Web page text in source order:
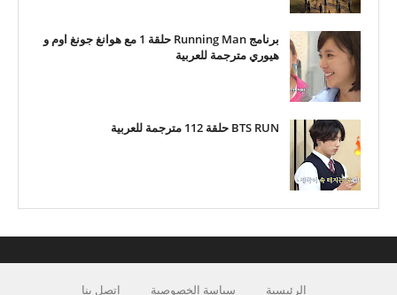
برنامج Running Man حلقة 1 مع هوانغ جونغ اوم و
هيوري مترجمة للعربية
BTS RUN حلقة 112 مترجمة للعربية
الرئيسية سياسة الخصوصية اتصل بنا